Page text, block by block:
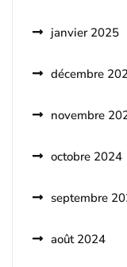
janvier 2025
décembre
novembre
octobre 2024
septembre
août 2024